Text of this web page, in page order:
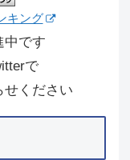
キング
中です
で
せください